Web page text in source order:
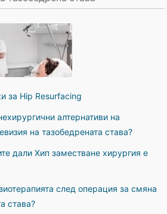
за Hip Resurfacing
алтернативи на
на тазобедрената става?
дали Хип заместване хирургия е
след операция за смяна
става?